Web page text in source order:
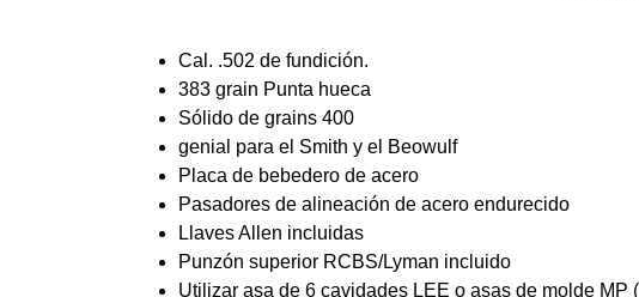
Cal. .502 de fundición.
383 grain Punta hueca
Sólido de grains 400
genial para el Smith y el Beowulf
Placa de bebedero de acero
Pasadores de alineación de acero endurecido
Llaves Allen incluidas
Punzón superior RCBS/Lyman incluido
Utilizar asa de 6 cavidades LEE o asas de molde MP